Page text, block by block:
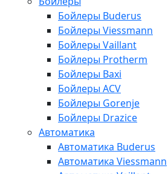
Бойлеры Buderus
Бойлеры Viessmann
Бойлеры Vaillant
Бойлеры Protherm
Бойлеры Baxi
Бойлеры ACV
Бойлеры Gorenje
Бойлеры Drazice
Автоматика
Автоматика Buderus
Автоматика Viessmann